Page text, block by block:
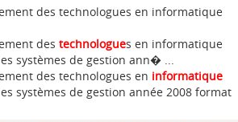
des technologues en informatique
des technologues en informatique
systèmes de gestion ann� ...
des technologues en informatique
systèmes de gestion année 2008 format